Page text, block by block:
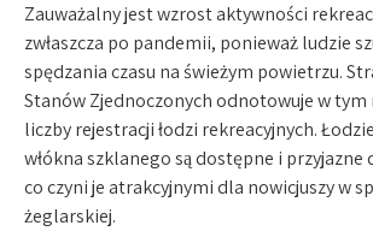
Zauważalny jest wzrost aktywności
zwłaszcza po pandemii, ponieważ ludzie
spędzania czasu na świeżym powietrzu.
Stanów Zjednoczonych odnotowuje w
liczby rejestracji łodzi rekreacyjnych.
włókna szklanego są dostępne i
co czyni je atrakcyjnymi dla nowicjuszy w
żeglarskiej.